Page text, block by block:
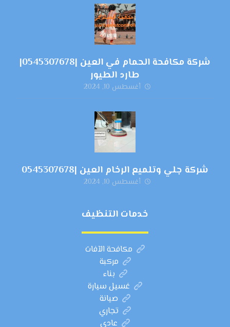
شركة مكافحة الحمام في العين |0545307678|
طارد الطيور
أغسطس 10, 2024
شركة جلي وتلميع الرخام العين |0545307678
أغسطس 10, 2024
خدمات التنظيف
مكافحة الآفات
مركبة
بناء
غسيل سيارة
صيانة
تجاري
عادي